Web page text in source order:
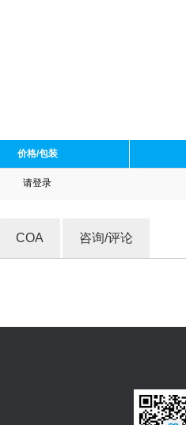
价格/包装
请登录
COA 咨询/评论